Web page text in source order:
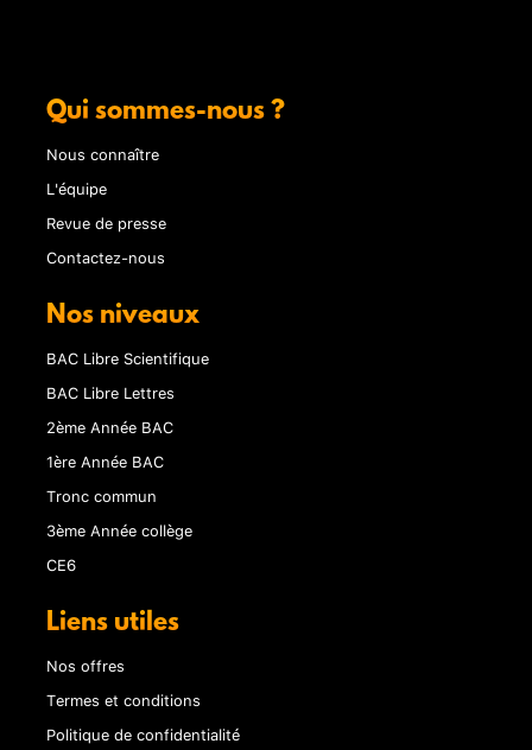
Qui sommes-nous ?
Nous connaître
L'équipe
Revue de presse
Contactez-nous
Nos niveaux
BAC Libre Scientifique
BAC Libre Lettres
2ème Année BAC
1ère Année BAC
Tronc commun
3ème Année collège
CE6
Liens utiles
Nos offres
Termes et conditions
Politique de confidentialité